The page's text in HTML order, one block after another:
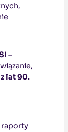
–
lat 90.
raporty